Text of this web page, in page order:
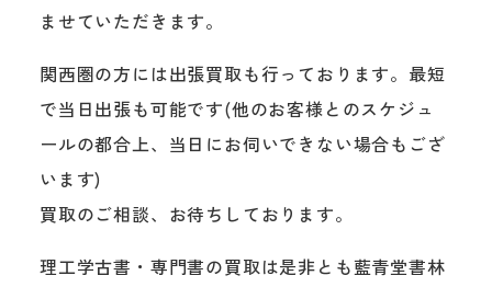
ませていただきます。
関西圏の方には出張買取も行っております。最短
で当日出張も可能です(他のお客様とのスケジュ
ールの都合上、当日にお伺いできない場合もござ
います)
買取のご相談、お待ちしております。
理工学古書・専門書の買取は是非とも藍青堂書林